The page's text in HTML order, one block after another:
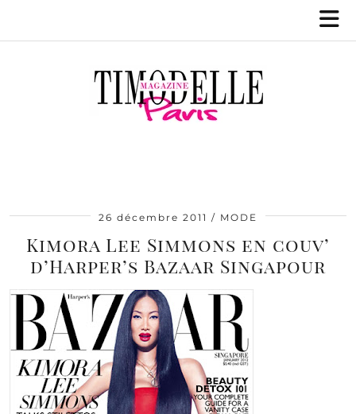
26 décembre 2011 MODE
Kimora Lee Simmons en couv’
d’Harper’s Bazaar Singapour